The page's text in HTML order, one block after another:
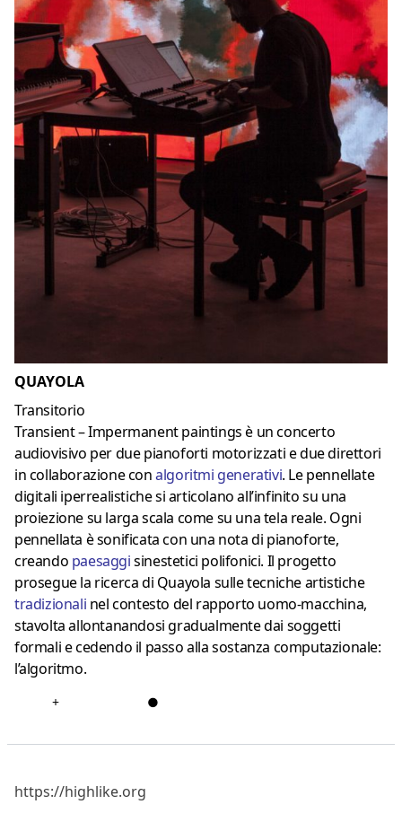
QUAYOLA
Transitorio
Transient – Impermanent paintings è un concerto
audiovisivo per due pianoforti motorizzati e due direttori
in collaborazione conalgoritmi generativi. Le pennellate
digitali iperrealistiche si articolano all’infinito su una
proiezione su larga scala come su una tela reale. Ogni
pennellata è sonificata con una nota di pianoforte,
creando paesaggisinestetici polifonici. Il progetto
prosegue la ricerca di Quayola sulle tecniche artistiche
tradizionali nel contesto del rapporto uomo-macchina,
stavolta allontanandosi gradualmente dai soggetti
formali e cedendo il passo alla sostanza computazionale:
l’algoritmo.
+ ●
https://highlike.org